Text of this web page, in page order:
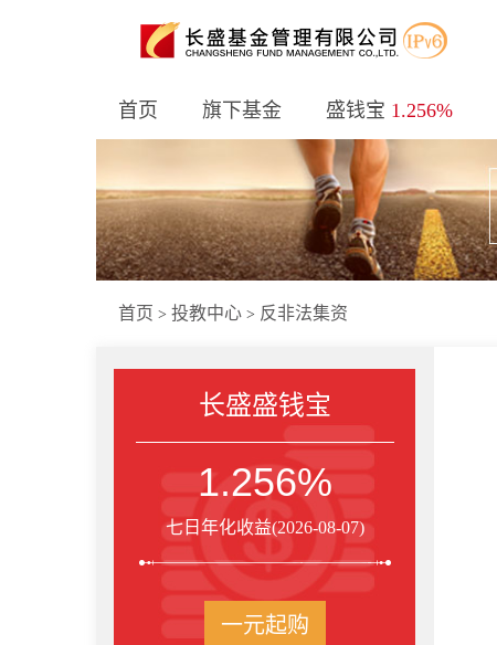
首页 旗下基金 盛钱宝 1.256%
首页 > 投教中心 > 反非法集资
长盛盛钱宝
1.256%
七日年化收益(2026-08-07)
一元起购